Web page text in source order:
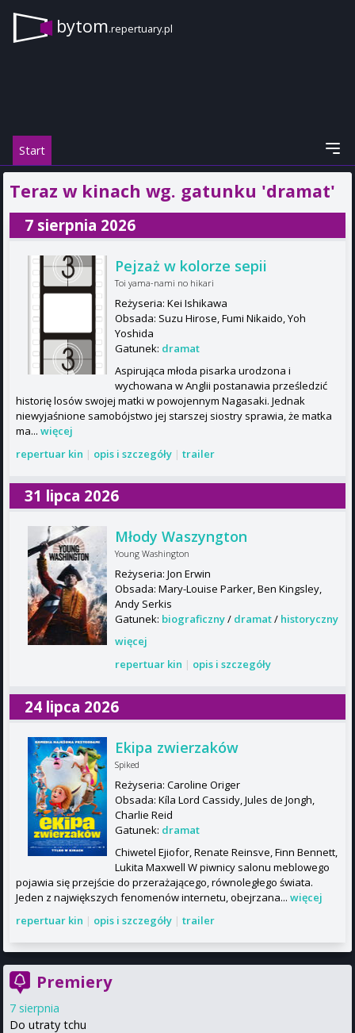
bytom.repertuary.pl
Start
Teraz w kinach wg. gatunku 'dramat'
7 sierpnia 2026
Pejzaż w kolorze sepii
Toi yama-nami no hikari
Reżyseria: Kei Ishikawa
Obsada: Suzu Hirose, Fumi Nikaido, Yoh
Yoshida
Gatunek: dramat
Aspirująca młoda pisarka urodzona i
wychowana w Anglii postanawia prześledzić
historię losów swojej matki w powojennym Nagasaki. Jednak
niewyjaśnione samobójstwo jej starszej siostry sprawia, że matka
ma... więcej
repertuar kin | opis i szczegóły | trailer
31 lipca 2026
Młody Waszyngton
Young Washington
Reżyseria: Jon Erwin
Obsada: Mary-Louise Parker, Ben Kingsley,
Andy Serkis
Gatunek: biograficzny/ dramat/ historyczny
więcej
repertuar kin | opis i szczegóły
24 lipca 2026
Ekipa zwierzaków
Spiked
Reżyseria: Caroline Origer
Obsada: Kíla Lord Cassidy, Jules de Jongh,
Charlie Reid
Gatunek: dramat
Chiwetel Ejiofor, Renate Reinsve, Finn Bennett,
Lukita Maxwell W piwnicy salonu meblowego
pojawia się przejście do przerażającego, równoległego świata.
Jeden z największych fenomenów internetu, obejrzana... więcej
repertuar kin | opis i szczegóły | trailer
Premiery
7 sierpnia
Do utraty tchu